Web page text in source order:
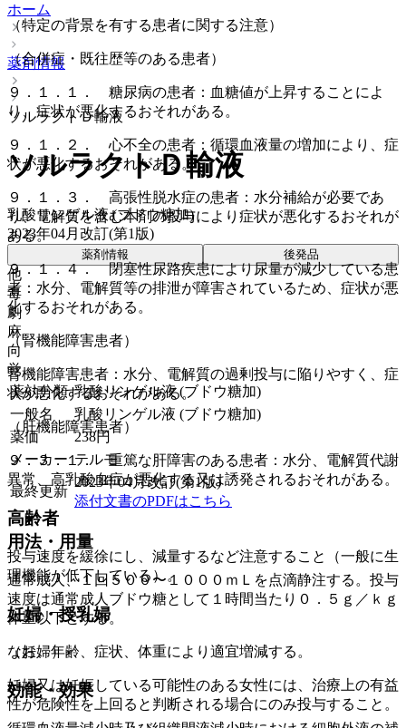
（特定の背景を有する患者に関する注意）
（合併症・既往歴等のある患者）
９．１．１． 糖尿病の患者：血糖値が上昇することによ
り、症状が悪化するおそれがある。
９．１．２． 心不全の患者：循環血液量の増加により、症
状が悪化するおそれがある。
９．１．３． 高張性脱水症の患者：水分補給が必要であ
り、電解質を含む本剤の投与により症状が悪化するおそれが
ある。
９．１．４． 閉塞性尿路疾患により尿量が減少している患
者：水分、電解質等の排泄が障害されているため、症状が悪
化するおそれがある。
（腎機能障害患者）
腎機能障害患者：水分、電解質の過剰投与に陥りやすく、症
状が悪化するおそれがある。
（肝機能障害患者）
９．３．１． 重篤な肝障害のある患者：水分、電解質代謝
異常、高乳酸血症が悪化する又は誘発されるおそれがある。
高齢者
投与速度を緩徐にし、減量するなど注意すること（一般に生
理機能が低下している）。
妊婦・授乳婦
（妊婦）
妊婦又は妊娠している可能性のある女性には、治療上の有益
性が危険性を上回ると判断される場合にのみ投与すること。
ホーム
薬剤情報
ソルラクトＤ輸液
ソルラクトＤ輸液
乳酸リンゲル液 (ブドウ糖加)
2023年04月改訂(第1版)
薬剤情報 後発品
他
毒
劇
麻
向
覚
薬効分類 乳酸リンゲル液 (ブドウ糖加)
一般名
乳酸リンゲル液 (ブドウ糖加)
薬価
238円
メーカー テルモ
最終更新
2023年04月改訂(第1版)
添付文書のPDFはこちら
用法・用量
通常成人、１回５００〜１０００ｍＬを点滴静注する。投与
速度は通常成人ブドウ糖として１時間当たり０．５ｇ／ｋｇ
体重以下とする。
なお、年齢、症状、体重により適宜増減する。
効能・効果